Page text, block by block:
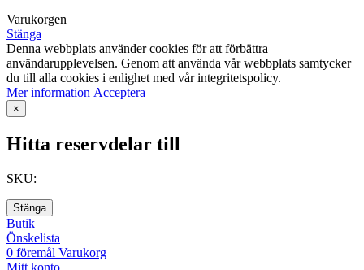
Varukorgen
Stänga
Denna webbplats använder cookies för att förbättra
användarupplevelsen. Genom att använda vår webbplats samtycker
du till alla cookies i enlighet med vår integritetspolicy.
Mer information Mer
Acceptera
×
Hitta reservdelar till
SKU:
Stänga
Butik
Önskelista
0 föremål Varukorg